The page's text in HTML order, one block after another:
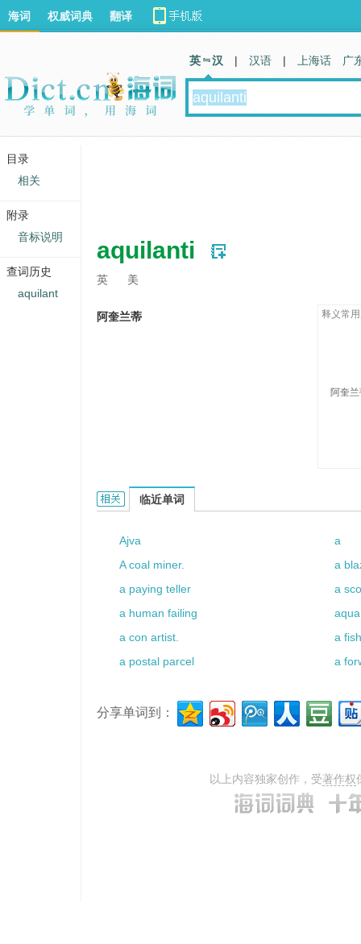
aquilanti
英 美
阿奎兰蒂 释义常
阿奎
Aquilanti的相关资料：
临近单词
Ajva
a
A coal miner.
a
a paying teller
a
a human failing
a con artist.
a
a postal parcel
a
分享单词到：
以上内容独家创作，受著作权
海词 权威词典 翻译
英 汉 | 汉语 | 上海话 广
目录
相关
附录
音标说明
查词历史
aquilant